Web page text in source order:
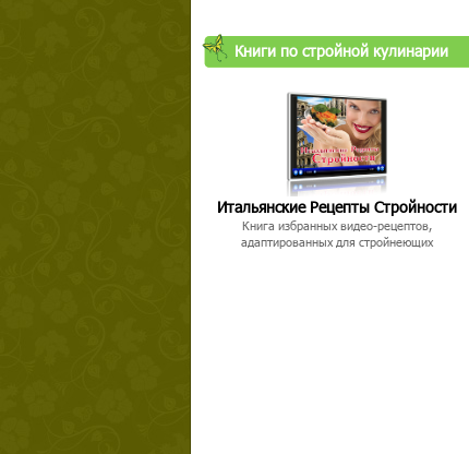
Книги по стройной кулинарии
Итальянские Рецепты Стройности
Книга избранных видео-рецептов,
адаптированных для стройнеющих